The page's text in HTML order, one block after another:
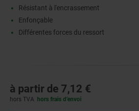
Résistant à l'encrassement
Enfonçable
Différentes forces du ressort
à partir de 7,12 €
hors TVA hors frais d’envoi